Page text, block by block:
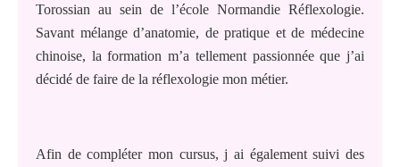
Torossian au sein de l’école Normandie Réflexologie.
Savant mélange d’anatomie, de pratique et de médecine
chinoise, la formation m’a tellement passionnée que j’ai
décidé de faire de la réflexologie mon métier.
Afin de compléter mon cursus, j ai également suivi des